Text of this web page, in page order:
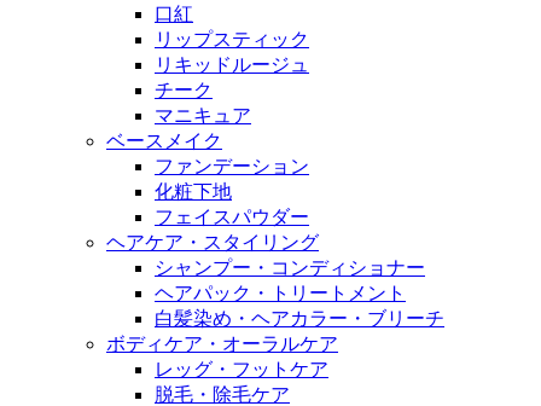
口紅
リップスティック
リキッドルージュ
チーク
マニキュア
ベースメイク
ファンデーション
化粧下地
フェイスパウダー
ヘアケア・スタイリング
シャンプー・コンディショナー
ヘアパック・トリートメント
白髪染め・ヘアカラー・ブリーチ
ボディケア・オーラルケア
レッグ・フットケア
脱毛・除毛ケア